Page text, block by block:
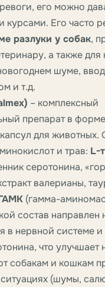
его можно
курсами. Его часто
разлуки у собак,
а также
шуме,
и т.д.
– комплексный
препарат в
для животных.
и трав: L-
серотонина,
валерианы,
(гамма-
состав
в нервной системе
что улучшает
собакам и кошкам
(шумы,